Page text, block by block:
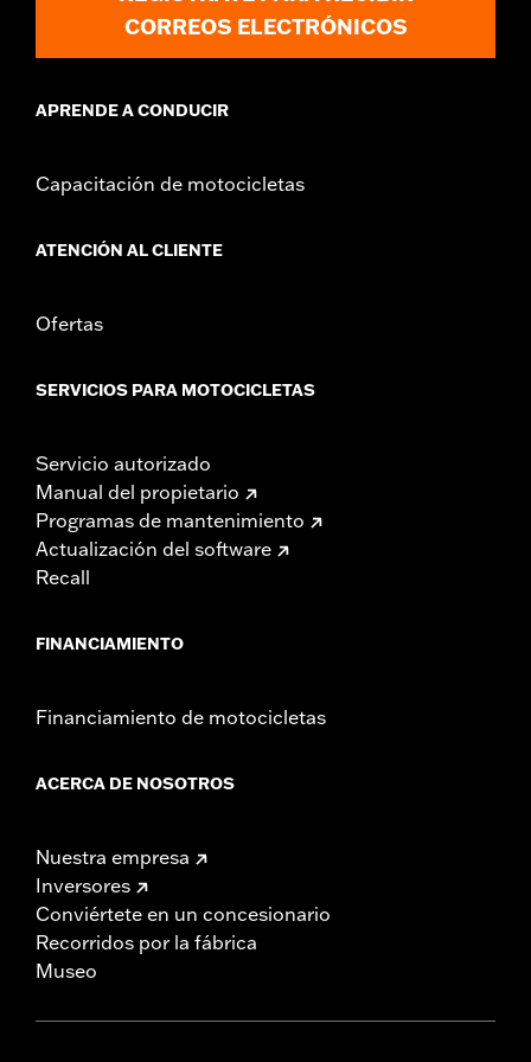
CORREOS ELECTRÓNICOS
APRENDE A CONDUCIR
Capacitación de motocicletas
ATENCIÓN AL CLIENTE
Ofertas
SERVICIOS PARA MOTOCICLETAS
Servicio autorizado
Manual del propietario
Programas de mantenimiento
Actualización del software
Recall
FINANCIAMIENTO
Financiamiento de motocicletas
ACERCA DE NOSOTROS
Nuestra empresa
Inversores
Conviértete en un concesionario
Recorridos por la fábrica
Museo